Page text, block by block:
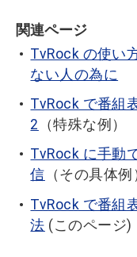
関連ページ
TvRock の使い
ない人の為に
TvRock で番組
2 （特殊な例）
TvRock に手動
信 （その具体例
TvRock で番組
法 (このページ)